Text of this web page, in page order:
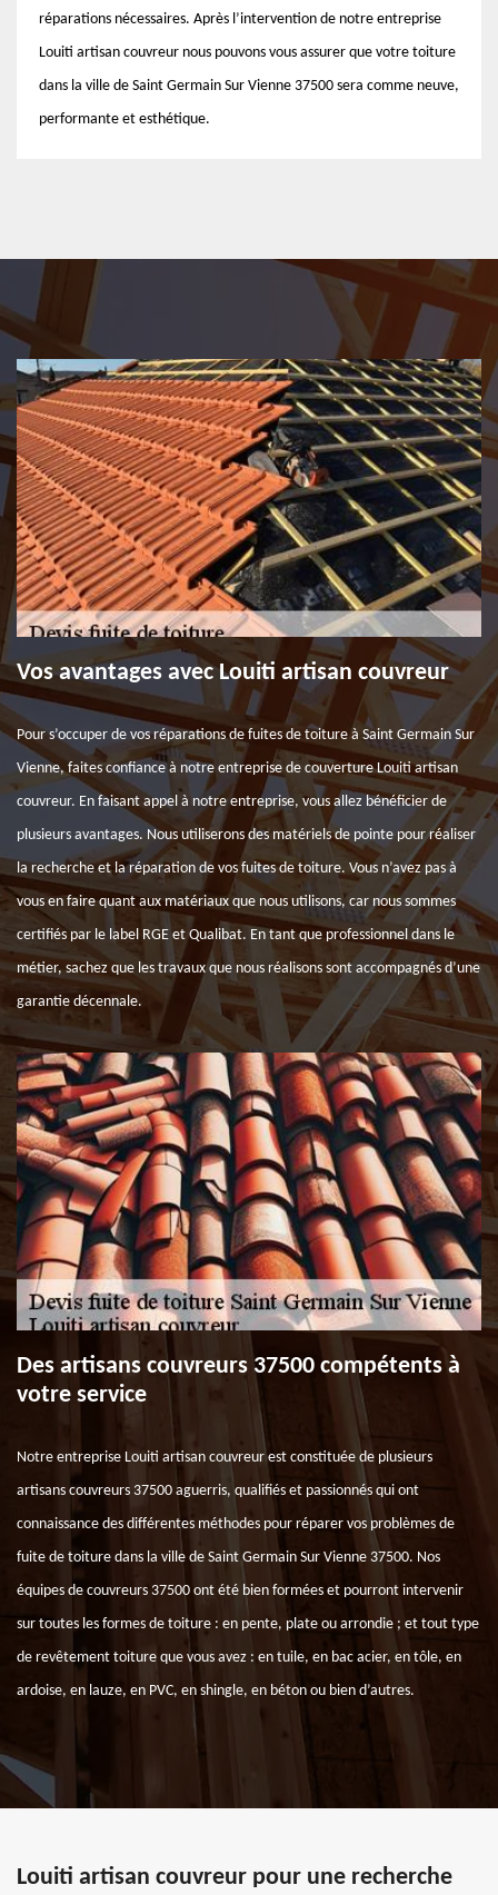
réparations nécessaires. Après l’intervention de notre entreprise
Louiti artisan couvreur nous pouvons vous assurer que votre toiture
dans la ville de Saint Germain Sur Vienne 37500 sera comme neuve,
performante et esthétique.
Vos avantages avec Louiti artisan couvreur
Pour s’occuper de vos réparations de fuites de toiture à Saint Germain Sur
Vienne, faites confiance à notre entreprise de couverture Louiti artisan
couvreur. En faisant appel à notre entreprise, vous allez bénéficier de
plusieurs avantages. Nous utiliserons des matériels de pointe pour réaliser
la recherche et la réparation de vos fuites de toiture. Vous n’avez pas à
vous en faire quant aux matériaux que nous utilisons, car nous sommes
certifiés par le label RGE et Qualibat. En tant que professionnel dans le
métier, sachez que les travaux que nous réalisons sont accompagnés d’une
garantie décennale.
Des artisans couvreurs 37500 compétents à
votre service
Notre entreprise Louiti artisan couvreur est constituée de plusieurs
artisans couvreurs 37500 aguerris, qualifiés et passionnés qui ont
connaissance des différentes méthodes pour réparer vos problèmes de
fuite de toiture dans la ville de Saint Germain Sur Vienne 37500. Nos
équipes de couvreurs 37500 ont été bien formées et pourront intervenir
sur toutes les formes de toiture : en pente, plate ou arrondie ; et tout type
de revêtement toiture que vous avez : en tuile, en bac acier, en tôle, en
ardoise, en lauze, en PVC, en shingle, en béton ou bien d’autres.
Louiti artisan couvreur pour une recherche